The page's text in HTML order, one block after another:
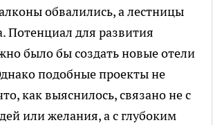
обвалились, а лестницы
Потенциал для развития
было бы создать новые отели
подобные проекты не
как выяснилось, связано не с
или желания, а с глубоким